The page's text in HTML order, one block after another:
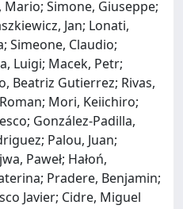
Simone, Giuseppe;
Jan; Lonati,
Simeone, Claudio;
Luigi; Macek, Petr;
Beatriz Gutierrez; Rivas,
Mori, Keiichiro;
González-Padilla,
Palou, Juan;
Paweł; Hałoń,
Pradere, Benjamin;
Javier; Cidre, Miguel